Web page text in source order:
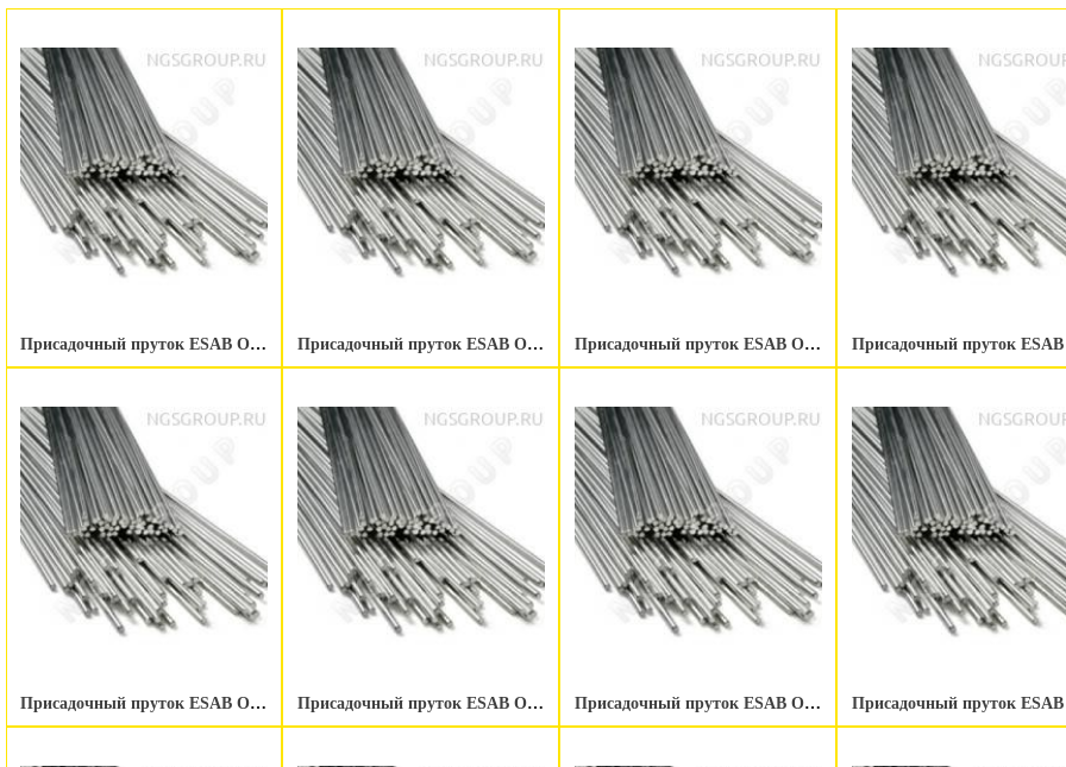
Присадочный пруток ESAB OK Tigrod NiCu-7 2.4 мм Присадочный пруток ESAB OK Tigrod NiCu-7 2.0 мм Присадочный пруток ESAB OK Tigrod NiCu-7 1.6 мм
Присадочный пруток ESAB OK Tigrod NiCrMo-3 3.2 мм Присадочный пруток ESAB OK Tigrod NiCrMo-3 2.4 мм Присадочный пруток ESAB OK Tigrod NiCrMo-3 2.0 мм